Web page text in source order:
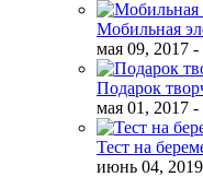
Мобильная
мая 09, 2017 -
Подарок
мая 01, 2017 -
Тест на
июнь 04, 2019